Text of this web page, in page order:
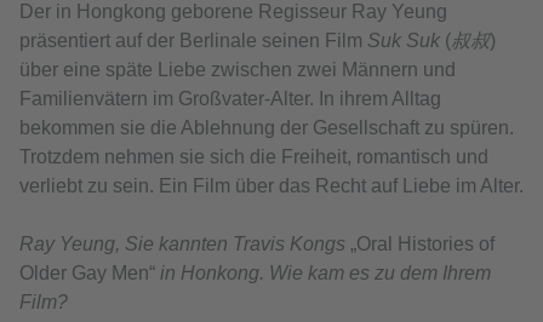
Der in Hongkong geborene Regisseur Ray Yeung
präsentiert auf der Berlinale seinen Film Suk Suk (叔叔)
über eine späte Liebe zwischen zwei Männern und
Familienvätern im Großvater-Alter. In ihrem Alltag
bekommen sie die Ablehnung der Gesellschaft zu spüren.
Trotzdem nehmen sie sich die Freiheit, romantisch und
verliebt zu sein. Ein Film über das Recht auf Liebe im Alter.
Ray Yeung, Sie kannten Travis Kongs „Oral Histories of
Older Gay Men“ in Honkong. Wie kam es zu dem Ihrem
Film?